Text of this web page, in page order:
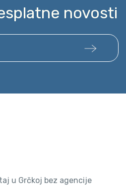
novosti
u Grčkoj bez agencije